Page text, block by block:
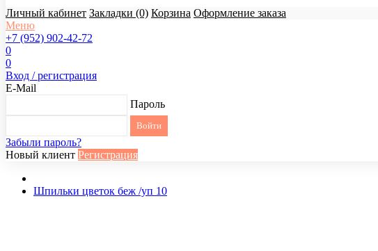
Личный кабинет Закладки (0) Корзина Оформление заказа
Меню
+7 (952) 902-42-72
0
0
Вход / регистрация
E-Mail
Пароль
Забыли пароль?
Новый клиент Регистрация
Шпильки цветок беж /уп 10